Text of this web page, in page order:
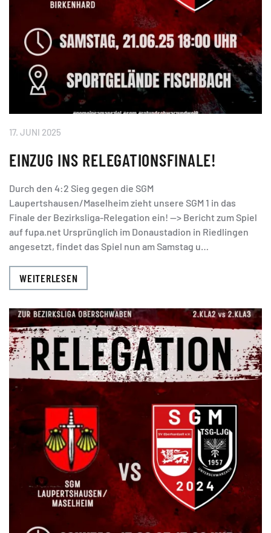
17. JUNI 2025
EINZUG INS RELEGATIONSFINALE!
Durch den 4:2 Sieg gegen die SGM
Laupertshausen/Maselheim zieht unsere SGM 1 in das
Finale der Bezirksliga-Relegation ein! --> Bericht zum Spiel
auf fupa.net Ursprünglich im Donaustadion in Riedlingen
angesetzt, findet das Spiel nun am Samstag u…
WEITERLESEN